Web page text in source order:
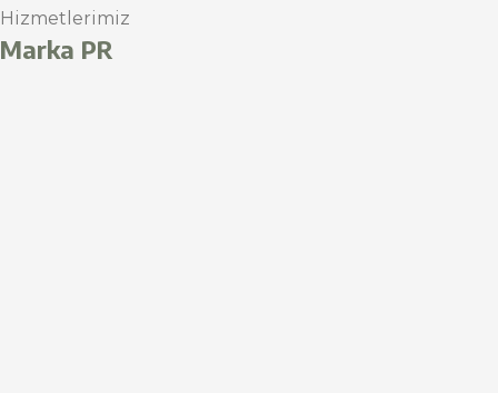
Hizmetlerimiz
Marka PR